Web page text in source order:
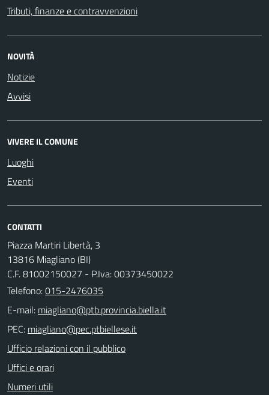
Tributi, finanze e contravvenzioni
NOVITÀ
Notizie
Avvisi
VIVERE IL COMUNE
Luoghi
Eventi
CONTATTI
Piazza Martiri Libertà, 3
13816 Miagliano (BI)
C.F. 81002150027 - P.Iva: 00373450022
Telefono:015-2476035
E-mail:
PEC:
Ufficio relazioni con il pubblico
Uffici e orari
Numeri utili